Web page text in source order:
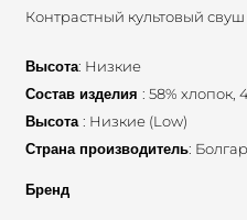
Контрастный культовый
Высота: Низкие
Состав изделия : 58% хлопок,
Высота : Низкие (Low)
Страна производитель:
Бренд